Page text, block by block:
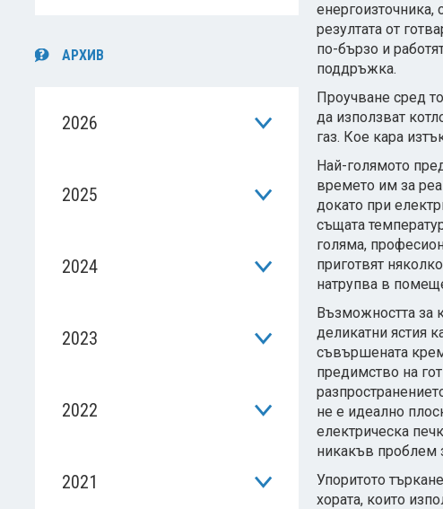
АРХИВ
2026
2025
2024
2023
2022
2021
енергоизточника,
резултата от
по-бързо и
поддръжка.
Проучване сред
да използват
газ. Кое кара
Най-голямото
времето им за
докато при
същата
голяма,
приготвят
натрупва в
Възможността за
деликатни ястия
съвършената
предимство на
не е идеално
електрическа
никакъв проблем
Упоритото
хората, които